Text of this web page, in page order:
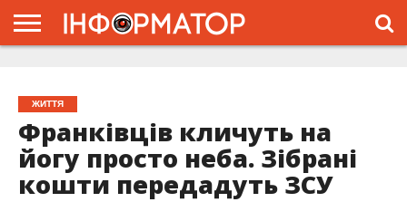
ЖИТТЯ
Франківців кличуть на
йогу просто неба. Зібрані
кошти передадуть ЗСУ